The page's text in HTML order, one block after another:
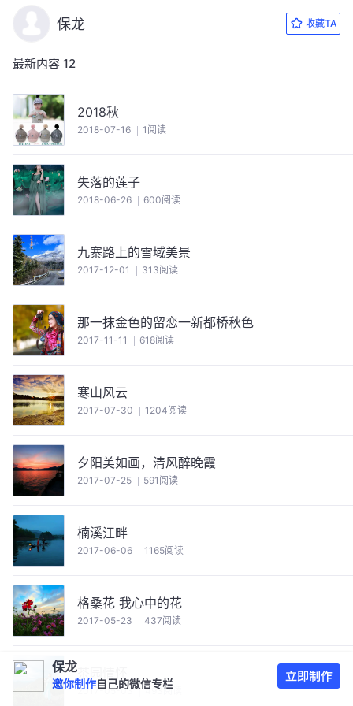
保龙 收藏TA
最新内容 12
2018秋
2018-07-16 1阅读
失落的莲子
2018-06-26 600阅读
九寨路上的雪域美景
2017-12-01 313阅读
那一抹金色的留恋一新都桥秋色
2017-11-11 618阅读
寒山风云
2017-07-30 1204阅读
夕阳美如画，清风醉晚霞
2017-07-25 591阅读
楠溪江畔
2017-06-06 1165阅读
格桑花 我心中的花
2017-05-23 437阅读
2017-05-03 493阅读
保龙
邀你制作 自己的微信专栏